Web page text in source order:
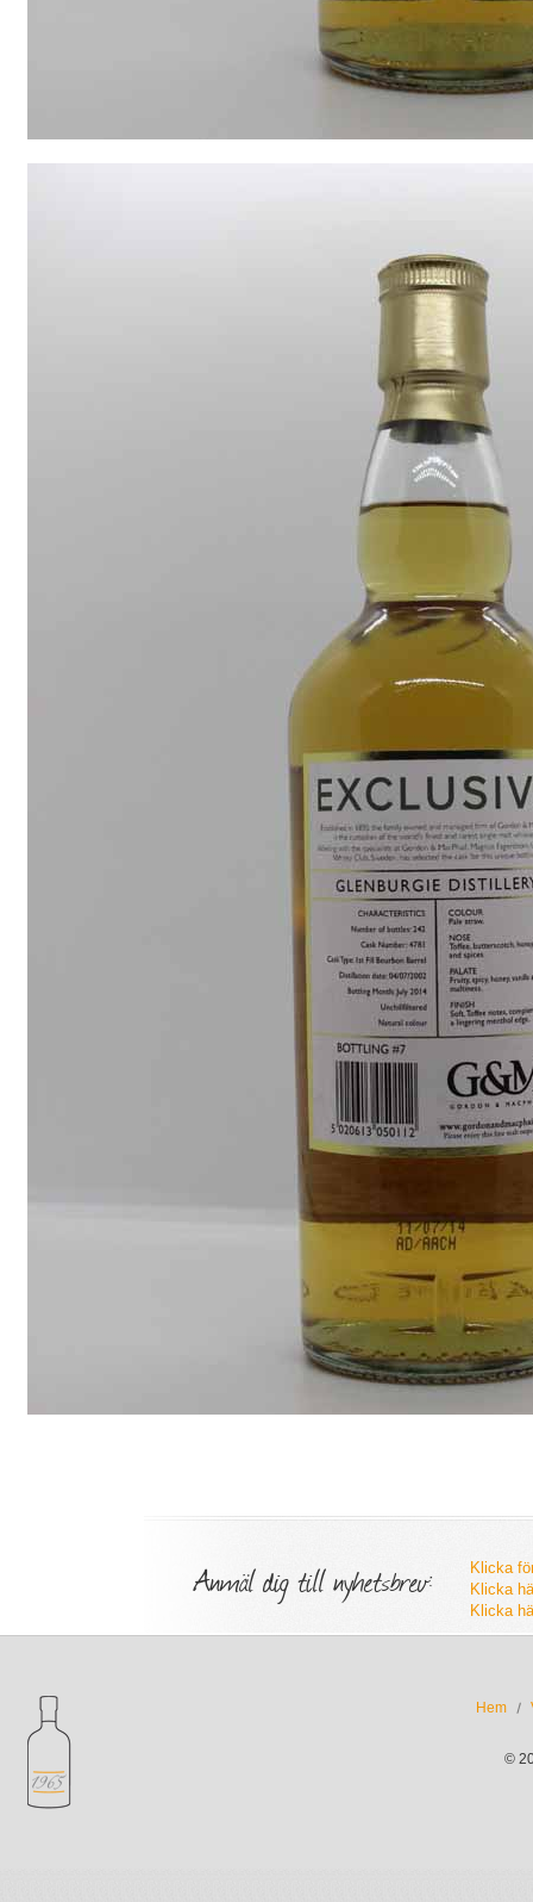
Anmäl dig till nyhetsbrev:
Klicka
Klicka
Klicka
Hem
©